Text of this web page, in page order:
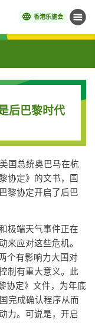
香港乐施会 菜单
后巴黎时代
国总统奥巴马在杭
协定》的文书，国
黎协定开启了后巴
极端天气事件正在
来应对这些危机。
个有影响力大国对
制有重大意义。此
协定》文件，为年底
完成确认程序从而
力。可说是，开启